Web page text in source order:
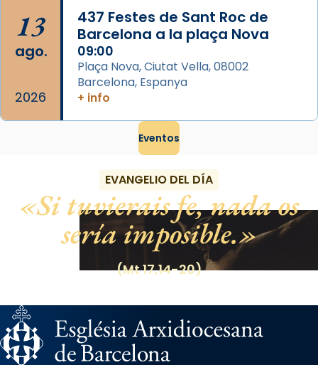
13
ago.
2026
437 Festes de Sant Roc de
Barcelona a la plaça Nova
09:00
Plaça Nova, Ciutat Vella, 08002
Barcelona, Espanya
+ info
Eventos
EVANGELIO DEL DÍA
Si tuvierais fe, nada os
sería imposible.
(Mt 17,14-20)